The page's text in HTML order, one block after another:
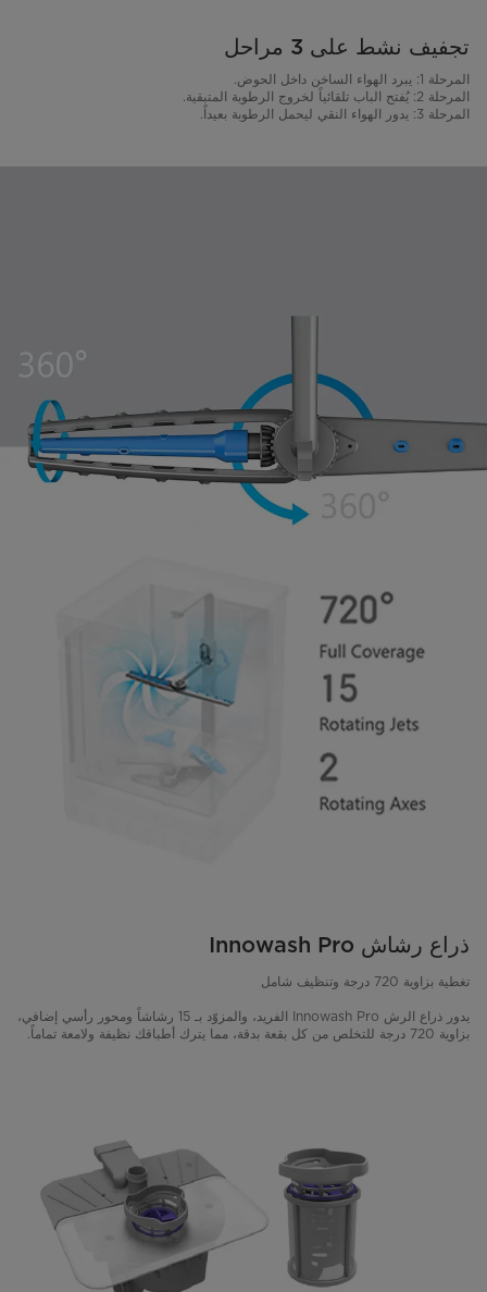
تجفيف نشط على 3 مراحل
المرحلة 1: يبرد الهواء الساخن داخل الحوض.
المرحلة 2: يُفتح الباب تلقائياً لخروج الرطوبة المتبقية.
المرحلة 3: يدور الهواء النقي ليحمل الرطوبة بعيداً.
ذراع رشاش Innowash Pro
تغطية بزاوية 720 درجة وتنظيف شامل
يدور ذراع الرش Innowash Pro الفريد، والمزوّد بـ 15 رشاشاً ومحور رأسي إضافي،
بزاوية 720 درجة للتخلص من كل بقعة بدقة، مما يترك أطباقك نظيفة ولامعة تماماً.